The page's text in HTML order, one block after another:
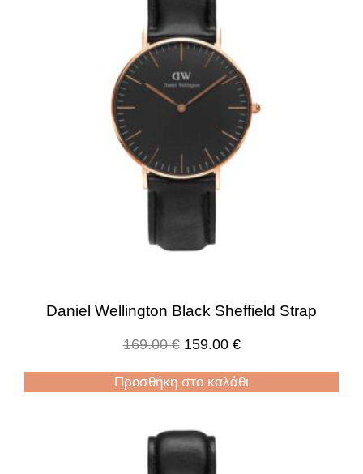
Daniel Wellington Black Sheffield Strap
169.00€ 159.00 €
Προσθήκη στο καλάθι